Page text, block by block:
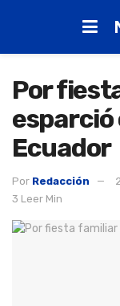
Por
Ecuador
Por Redacción
3 Leer Min